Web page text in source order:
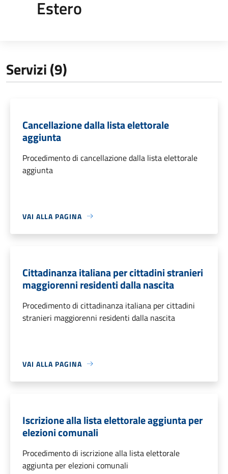
Estero
Servizi (9)
Cancellazione dalla lista elettorale
aggiunta
Procedimento di cancellazione dalla lista elettorale
aggiunta
VAI ALLA PAGINA
Cittadinanza italiana per cittadini stranieri
maggiorenni residenti dalla nascita
Procedimento di cittadinanza italiana per cittadini
stranieri maggiorenni residenti dalla nascita
VAI ALLA PAGINA
Iscrizione alla lista elettorale aggiunta per
elezioni comunali
Procedimento di iscrizione alla lista elettorale
aggiunta per elezioni comunali